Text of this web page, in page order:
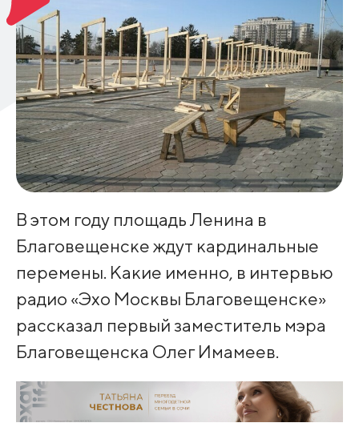
В этом году площадь Ленина в
Благовещенске ждут кардинальные
перемены. Какие именно, в интервью
радио «Эхо Москвы Благовещенске»
рассказал первый заместитель мэра
Благовещенска Олег Имамеев.